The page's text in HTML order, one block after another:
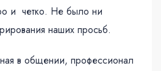
и четко. Не было ни
наших просьб.
в общении, профессионал